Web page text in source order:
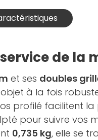
de la
et ses doubles
à la fois
profilé facilitent la
pour suivre vos
0,735 kg, elle se